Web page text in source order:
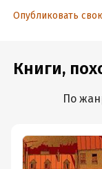
Опубликовать
Книги,
По